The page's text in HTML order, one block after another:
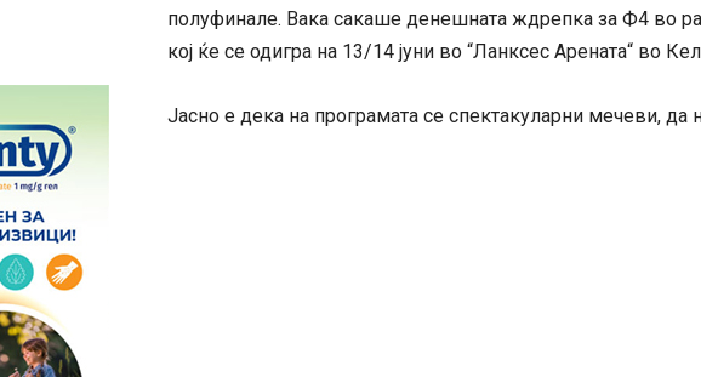
полуфинале. Вака сакаше денешната ждрепка за Ф4 во
кој ќе се одигра на 13/14 јуни во “Ланксес Арената“ во
Јасно е дека на програмата се спектакуларни мечеви,